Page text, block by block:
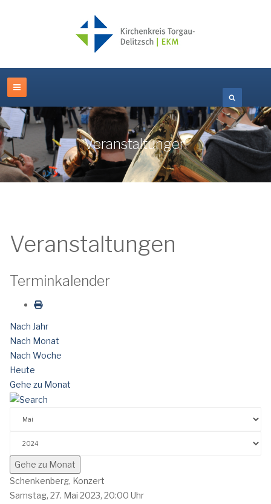
Veranstaltungen
Veranstaltungen
Terminkalender
Nach Jahr
Nach Monat
Nach Woche
Heute
Gehe zu Monat
Gehe zu Monat
Schenkenberg, Konzert
Samstag, 27. Mai 2023, 20:00 Uhr